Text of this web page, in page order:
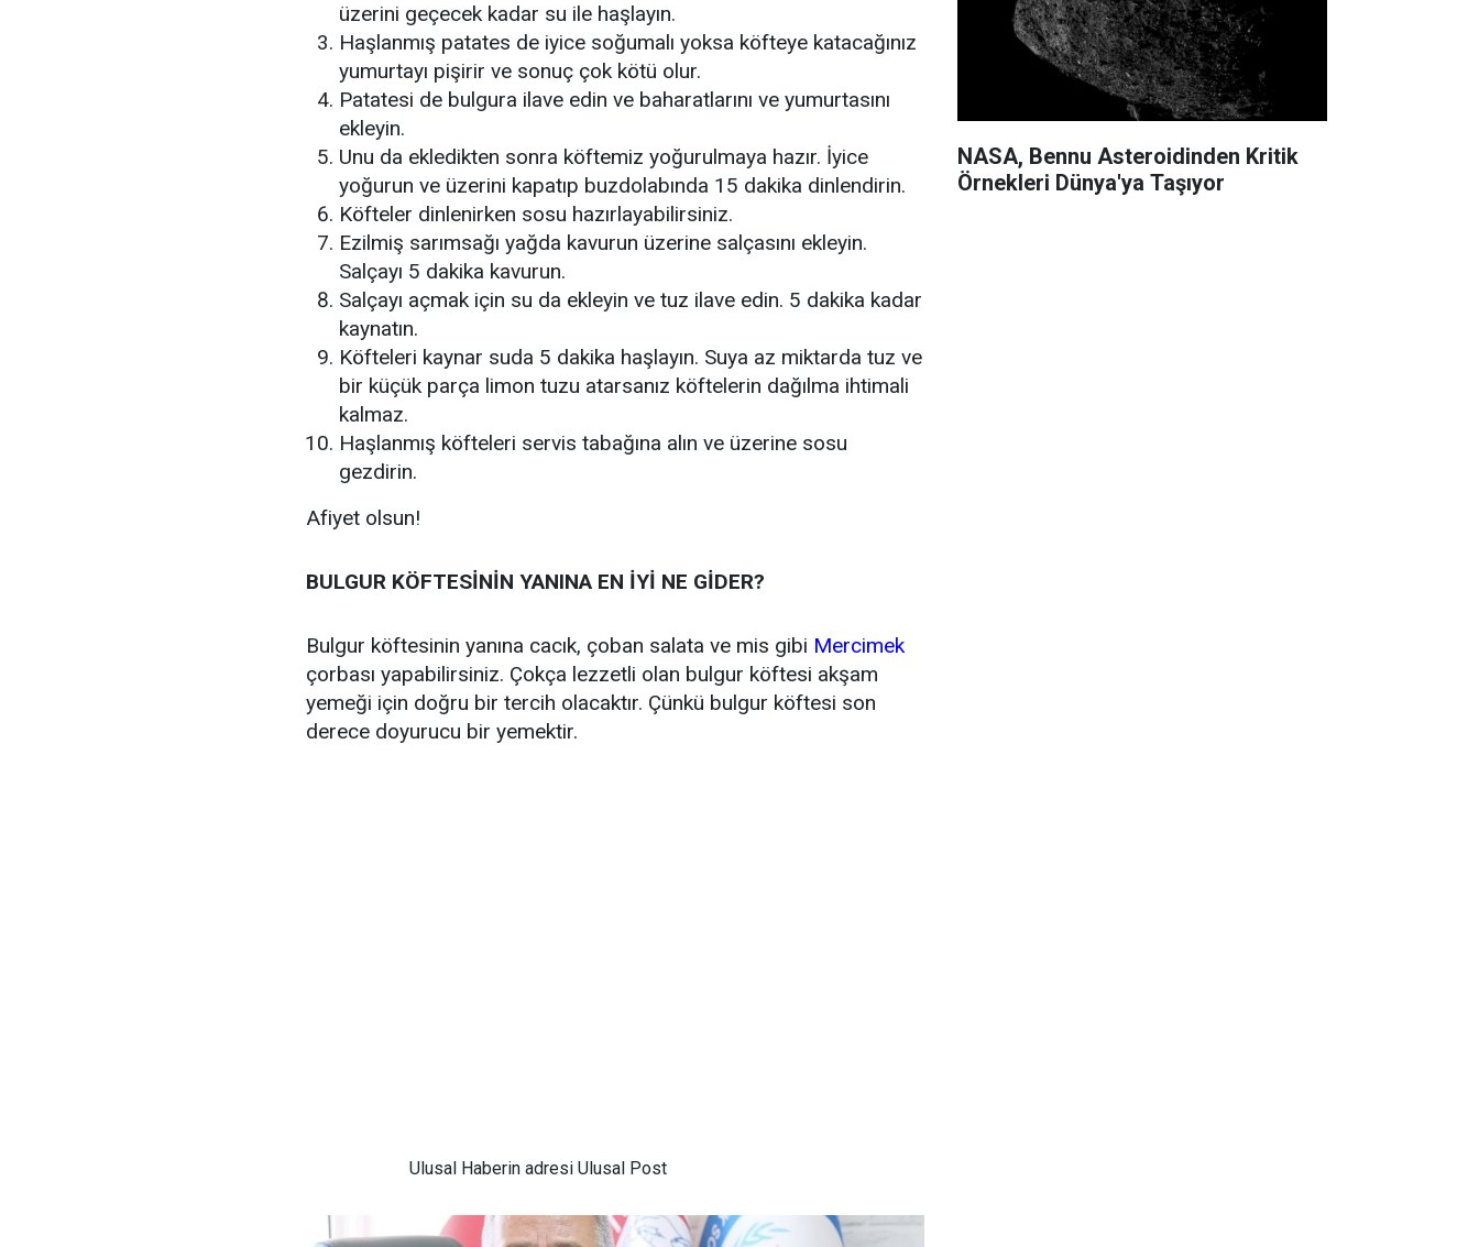
üzerini geçecek kadar su ile haşlayın.
Haşlanmış patates de iyice soğumalı yoksa köfteye katacağınız
yumurtayı pişirir ve sonuç çok kötü olur.
Patatesi de bulgura ilave edin ve baharatlarını ve yumurtasını
ekleyin.
Unu da ekledikten sonra köftemiz yoğurulmaya hazır. İyice
yoğurun ve üzerini kapatıp buzdolabında 15 dakika dinlendirin.
Köfteler dinlenirken sosu hazırlayabilirsiniz.
Ezilmiş sarımsağı yağda kavurun üzerine salçasını ekleyin.
Salçayı 5 dakika kavurun.
Salçayı açmak için su da ekleyin ve tuz ilave edin. 5 dakika kadar
kaynatın.
Köfteleri kaynar suda 5 dakika haşlayın. Suya az miktarda tuz ve
bir küçük parça limon tuzu atarsanız köftelerin dağılma ihtimali
kalmaz.
Haşlanmış köfteleri servis tabağına alın ve üzerine sosu
gezdirin.
Afiyet olsun!
BULGUR KÖFTESİNİN YANINA EN İYİ NE GİDER?
Bulgur köftesinin yanına cacık, çoban salata ve mis gibi Mercimek
çorbası yapabilirsiniz. Çokça lezzetli olan bulgur köftesi akşam
yemeği için doğru bir tercih olacaktır. Çünkü bulgur köftesi son
derece doyurucu bir yemektir.
Ulusal Haberin adresi Ulusal Post
NASA, Bennu Asteroidinden Kritik
Örnekleri Dünya'ya Taşıyor